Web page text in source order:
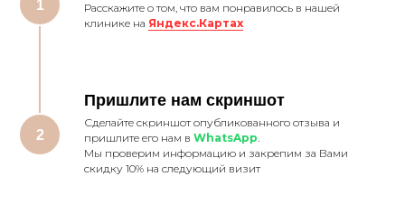
Расскажите о том, что вам понравилось в нашей
клинике на Яндекс.Картах
Пришлите нам скриншот
Сделайте скриншот опубликованного отзыва и
пришлите его нам в WhatsApp.
Мы проверим информацию и закрепим за Вами
скидку 10% на следующий визит
Печатников переулок, 12